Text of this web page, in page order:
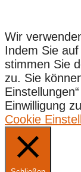
Wir
Indem Sie auf
stimmen Sie
zu. Sie
Einwilligung
Cookie